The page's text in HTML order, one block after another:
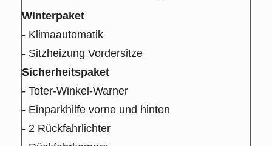
Winterpaket
- Klimaautomatik
- Sitzheizung Vordersitze
Sicherheitspaket
- Toter-Winkel-Warner
- Einparkhilfe vorne und hinten
- 2 Rückfahrlichter